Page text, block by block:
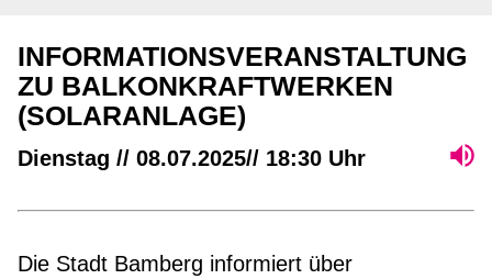
INFORMATIONSVERANSTALTUNG
ZU BALKONKRAFTWERKEN
(SOLARANLAGE)
Dienstag // 08.07.2025// 18:30 Uhr
Die Stadt Bamberg informiert über